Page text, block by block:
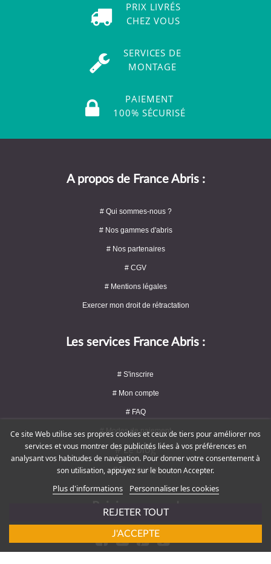
PRIX LIVRÉS
CHEZ VOUS
SERVICES DE
MONTAGE
PAIEMENT
100% SÉCURISÉ
A propos de France Abris :
# Qui sommes-nous ?
# Nos gammes d'abris
# Nos partenaires
# CGV
# Mentions légales
Exercer mon droit de rétractation
Les services France Abris :
# S'inscrire
# Mon compte
# FAQ
# Modes de paiement
# Le blog
# Plan du site
Rejoignez-nous !
Ce site Web utilise ses propres cookies et ceux de tiers pour améliorer nos
services et vous montrer des publicités liées à vos préférences en
analysant vos habitudes de navigation. Pour donner votre consentement à
son utilisation, appuyez sur le bouton Accepter.
Plus d'informations Personnaliser les cookies
REJETER TOUT
J'ACCEPTE